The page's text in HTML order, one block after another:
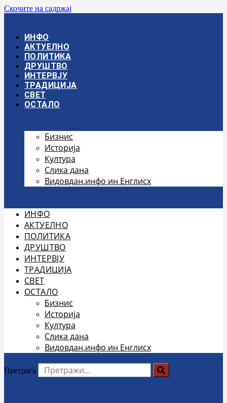
Скочите на садржај
ИНФО
АКТУЕЛНО
ПОЛИТИКА
ДРУШТВО
ИНТЕРВЈУ
ТРАДИЦИЈА
СВЕТ
ОСТАЛО
Бизнис
Историја
Култура
Слика дана
Видовдан.инфо ин Енглисх
ИНФО
АКТУЕЛНО
ПОЛИТИКА
ДРУШТВО
ИНТЕРВЈУ
ТРАДИЦИЈА
СВЕТ
ОСТАЛО
Бизнис
Историја
Култура
Слика дана
Видовдан.инфо ин Енглисх
Претрага